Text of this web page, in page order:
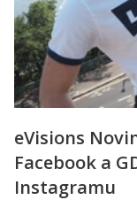
eVisions
Facebook a
Instagramu